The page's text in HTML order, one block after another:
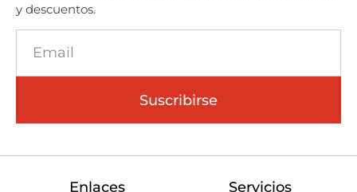
y descuentos.
Suscribirse
Enlaces Servicios